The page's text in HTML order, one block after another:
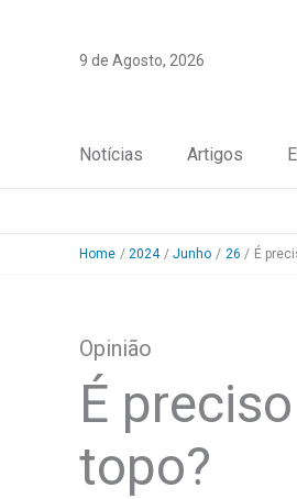
9 de Agosto, 2026
Notícias Artigos
Home 2024 Junho 26 É
Opinião
É
topo?